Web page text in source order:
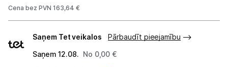
Grili
Augļu žāvētāji
Sulu spiedes
Cena bez PVN 163,64 €
veidi
Saņem Tet veikalos
Pārbaudīt pieejamību
Saņem 12.08. No 0,00 €